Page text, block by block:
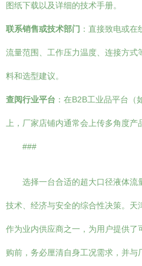
图纸下载以及详细的技术手册。
联系销售或技术部门 ：直接致电或在
流量范围、工作压力温度、连接方式
料和选型建议。
查阅行业平台 ：在B2B工业品平台（
上，厂家店铺内通常会上传多角度产
###
选择一台合适的超大口径液体流
技术、经济与安全的综合性决策。天
作为业内供应商之一，为用户提供
购前，务必厘清自身工况需求，并